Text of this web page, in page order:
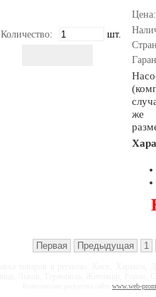
Количество: шт.
Цена:
же
Первая Предыдущая 1
www.web-